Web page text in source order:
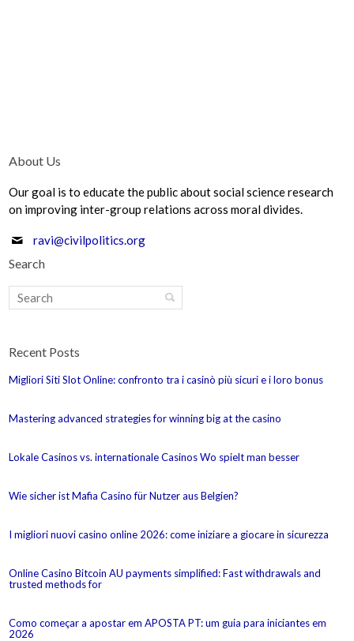
About Us
Our goal is to educate the public about social science research
on improving inter-group relations across moral divides.
ravi@civilpolitics.org
Search
Recent Posts
Migliori Siti Slot Online: confronto tra i casinò più sicuri e i loro bonus
Mastering advanced strategies for winning big at the casino
Lokale Casinos vs. internationale Casinos Wo spielt man besser
Wie sicher ist Mafia Casino für Nutzer aus Belgien?
I migliori nuovi casino online 2026: come iniziare a giocare in sicurezza
Online Casino Bitcoin AU payments simplified: Fast withdrawals and
trusted methods for
Como começar a apostar em APOSTA PT: um guia para iniciantes em
2026